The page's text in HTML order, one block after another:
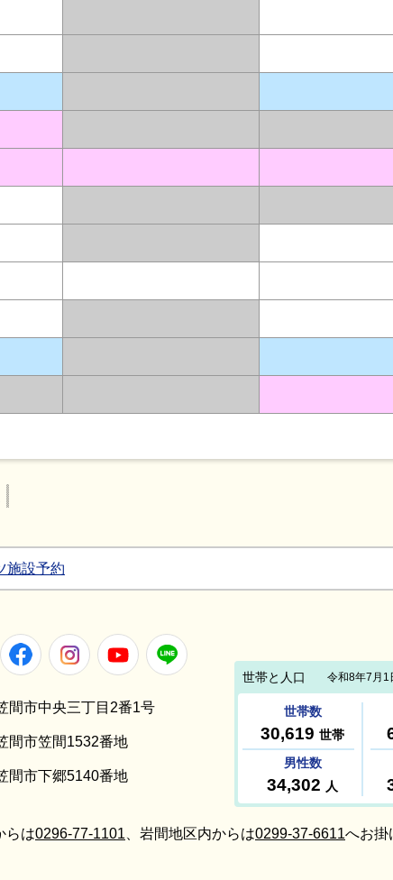
施設予約
所
X FacebookInstagramYoutube
間市中央三丁目2番1号
間市笠間1532番地
間市下郷5140番地
らは0296-77-1101 、岩間地区内からは0299-37-6611へお掛